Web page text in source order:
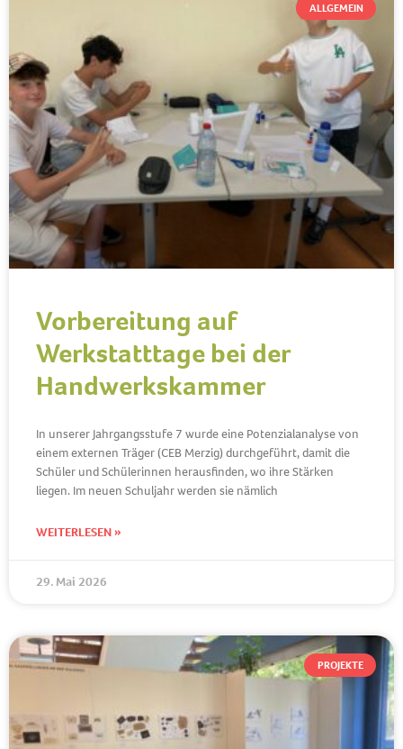
ALLGEMEIN
Vorbereitung auf
Werkstatttage bei der
Handwerkskammer
In unserer Jahrgangsstufe 7 wurde eine Potenzialanalyse von
einem externen Träger (CEB Merzig) durchgeführt, damit die
Schüler und Schülerinnen herausfinden, wo ihre Stärken
liegen. Im neuen Schuljahr werden sie nämlich
WEITERLESEN »
29. Mai 2026
PROJEKTE